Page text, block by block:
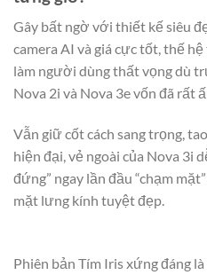
Gây bất ngờ với thiết kế siêu
camera AI và giá cực tốt, thế
làm người dùng thất vọng dù
Nova 2i và Nova 3e vốn đã rất
Vẫn giữ cốt cách sang trọng,
hiện đại, vẻ ngoài của Nova 3i
đứng” ngay lần đầu “chạm
mặt lưng kính tuyệt đẹp.
Phiên bản Tím Iris xứng đáng